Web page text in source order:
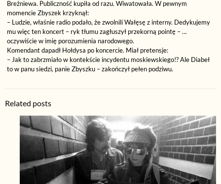
Breżniewa. Publiczność kupiła od razu. Wiwatowała. W pewnym
momencie Zbyszek krzyknął:
– Ludzie, właśnie radio podało, że zwolnili Wałęsę z interny. Dedykujemy
mu więc ten koncert – ryk tłumu zagłuszył przekorną pointę – …
oczywiście w imię porozumienia narodowego.
Komendant dapadł Hołdysa po koncercie. Miał pretensje:
– Jak to zabrzmiało w kontekście incydentu moskiewskiego!? Ale Diabeł
to w panu siedzi, panie Zbyszku – zakończył pełen podziwu.
Related posts